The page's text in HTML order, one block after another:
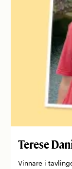
Terese
Vinnare i